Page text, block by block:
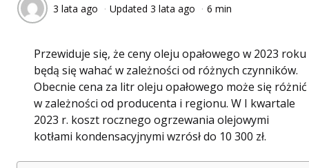
3 lata ago Updated 3 lata ago 6 min
Przewiduje się, że ceny oleju opałowego w 2023 roku
będą się wahać w zależności od różnych czynników.
Obecnie cena za litr oleju opałowego może się różnić
w zależności od producenta i regionu. W I kwartale
2023 r. koszt rocznego ogrzewania olejowymi
kotłami kondensacyjnymi wzrósł do 10 300 zł.